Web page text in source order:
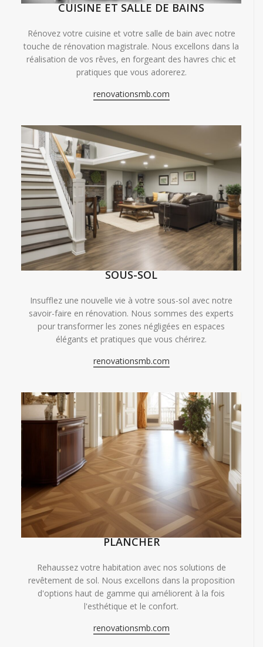
CUISINE ET SALLE DE BAINS
Rénovez votre cuisine et votre salle de bain avec notre
touche de rénovation magistrale. Nous excellons dans la
réalisation de vos rêves, en forgeant des havres chic et
pratiques que vous adorerez.
renovationsmb.com
SOUS-SOL
Insufflez une nouvelle vie à votre sous-sol avec notre
savoir-faire en rénovation. Nous sommes des experts
pour transformer les zones négligées en espaces
élégants et pratiques que vous chérirez.
renovationsmb.com
PLANCHER
Rehaussez votre habitation avec nos solutions de
revêtement de sol. Nous excellons dans la proposition
d'options haut de gamme qui améliorent à la fois
l'esthétique et le confort.
renovationsmb.com